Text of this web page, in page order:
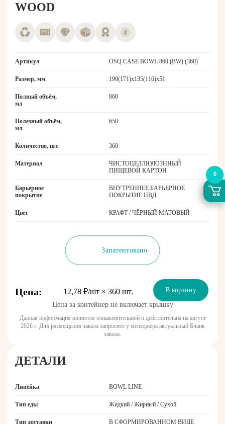
WOOD
Артикул OSQ CASE BOWL 860 (BW) (360)
Размер, мм 190(171)х135(116)х51
Полный объём,
мл
860
Полезный объём,
мл
650
Количество, шт. 360
Материал
ЧИСТОЦЕЛЛЮЛОЗННЫЙ
ПИЩЕВОЙ КАРТОН
Барьерное
покрытие
ВНУТРЕННЕЕ БАРЬЕРНОЕ
ПОКРЫТИЕ ПВД
Цвет КРАФТ / ЧЁРНЫЙ МАТОВЫЙ
Запатентовано
Цена: 12,78 ₽/шт × 360 шт.
В корзину
Цена за контейнер не включает крышку
Данная информация является ознакомительной и действительна на август
2026 г. Для размещения заказа запросите у менеджера актуальный Бланк
заказа.
ДЕТАЛИ
Линейка BOWL LINE
Тип еды Жидкий / Жирный / Сухой
Тип доставки В СФОРМИРОВАННОМ ВИДЕ
0